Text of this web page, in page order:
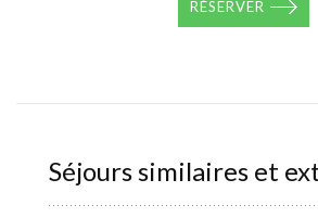
RÉSERVER
Séjours similaires et